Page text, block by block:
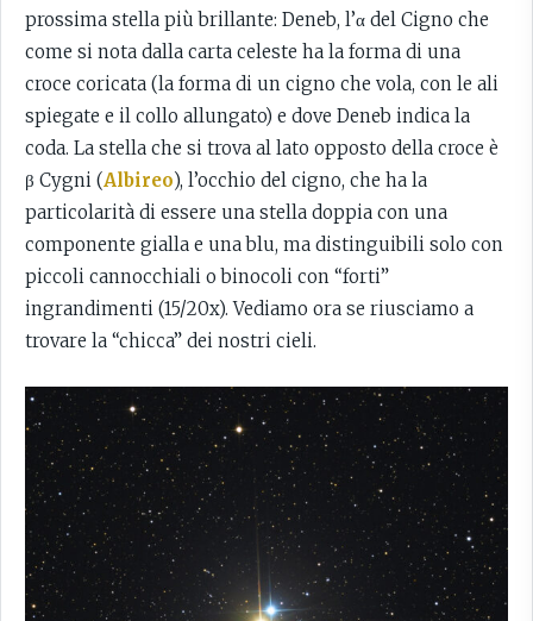
prossima stella più brillante: Deneb, l’α del Cigno che
come si nota dalla carta celeste ha la forma di una
croce coricata (la forma di un cigno che vola, con le ali
spiegate e il collo allungato) e dove Deneb indica la
coda. La stella che si trova al lato opposto della croce è
β Cygni (Albireo), l’occhio del cigno, che ha la
particolarità di essere una stella doppia con una
componente gialla e una blu, ma distinguibili solo con
piccoli cannocchiali o binocoli con “forti”
ingrandimenti (15/20x). Vediamo ora se riusciamo a
trovare la “chicca” dei nostri cieli.